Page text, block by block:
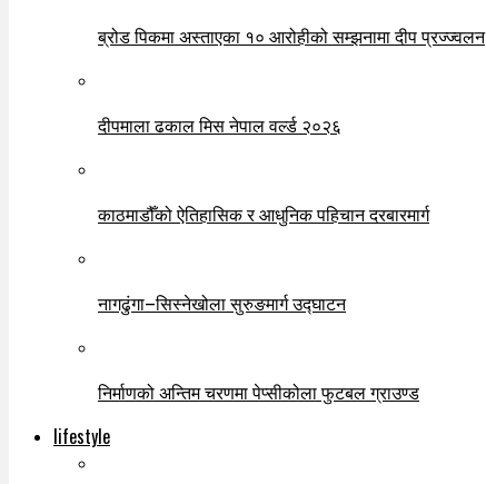
ब्रोड पिकमा अस्ताएका १० आरोहीको सम्झनामा दीप प्रज्ज्वलन
दीपमाला ढकाल मिस नेपाल वर्ल्ड २०२६
काठमाडौँको ऐतिहासिक र आधुनिक पहिचान दरबारमार्ग
नागढुंगा–सिस्नेखोला सुरुङमार्ग उद्घाटन
निर्माणको अन्तिम चरणमा पेप्सीकोला फुटबल ग्राउण्ड
lifestyle